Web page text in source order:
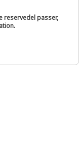
reservedel passer,